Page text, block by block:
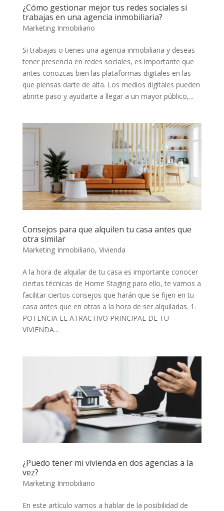
¿Cómo gestionar mejor tus redes sociales si
trabajas en una agencia inmobiliaria?
Marketing Inmobiliario
Si trabajas o tienes una agencia inmobiliaria y deseas
tener presencia en redes sociales, es importante que
antes conozcas bien las plataformas digitales en las
que piensas darte de alta. Los medios digitales pueden
abrirte paso y ayudarte a llegar a un mayor público,...
Consejos para que alquilen tu casa antes que
otra similar
Marketing Inmobiliario, Vivienda
A la hora de alquilar de tu casa es importante conocer
ciertas técnicas de Home Staging para ello, te vamos a
facilitar ciertos consejos que harán que se fijen en tu
casa antes que en otras a la hora de ser alquiladas. 1.
POTENCIA EL ATRACTIVO PRINCIPAL DE TU
VIVIENDA...
¿Puedo tener mi vivienda en dos agencias a la
vez?
Marketing Inmobiliario
En este artículo vamos a hablar de la posibilidad de